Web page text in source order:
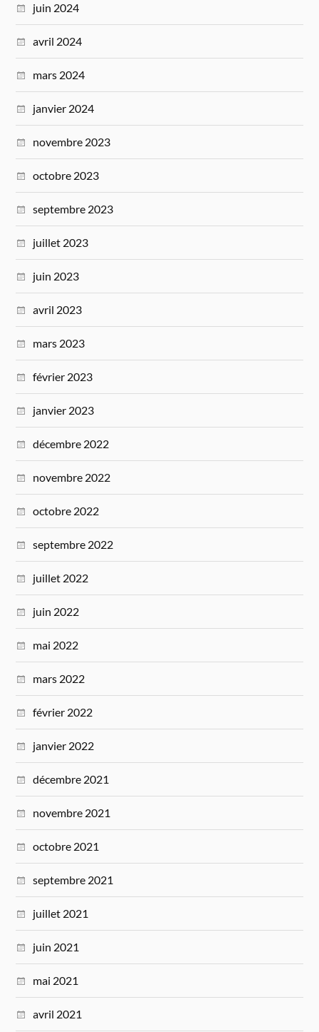
juin 2024
avril 2024
mars 2024
janvier 2024
novembre 2023
octobre 2023
septembre 2023
juillet 2023
juin 2023
avril 2023
mars 2023
février 2023
janvier 2023
décembre 2022
novembre 2022
octobre 2022
septembre 2022
juillet 2022
juin 2022
mai 2022
mars 2022
février 2022
janvier 2022
décembre 2021
novembre 2021
octobre 2021
septembre 2021
juillet 2021
juin 2021
mai 2021
avril 2021